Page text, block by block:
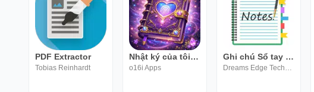
PDF Extractor
Tobias Reinhardt
Nhật ký của tôi với lịch
o16i Apps
Ghi chú Sổ tay Lời nhắc Ứng
Dreams Edge Technology